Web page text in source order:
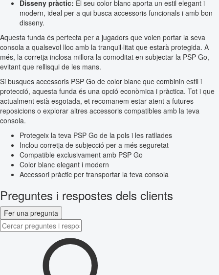
Disseny pràctic: El seu color blanc aporta un estil elegant i
modern, ideal per a qui busca accessoris funcionals i amb bon
disseny.
Aquesta funda és perfecta per a jugadors que volen portar la seva
consola a qualsevol lloc amb la tranquil·litat que estarà protegida. A
més, la corretja inclosa millora la comoditat en subjectar la PSP Go,
evitant que rellisqui de les mans.
Si busques accessoris PSP Go de color blanc que combinin estil i
protecció, aquesta funda és una opció econòmica i pràctica. Tot i que
actualment està esgotada, et recomanem estar atent a futures
reposicions o explorar altres accessoris compatibles amb la teva
consola.
Protegeix la teva PSP Go de la pols i les ratllades
Inclou corretja de subjecció per a més seguretat
Compatible exclusivament amb PSP Go
Color blanc elegant i modern
Accessori pràctic per transportar la teva consola
Preguntes i respostes dels clients
Fer una pregunta